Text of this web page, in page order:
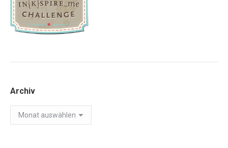
Archiv
Archiv